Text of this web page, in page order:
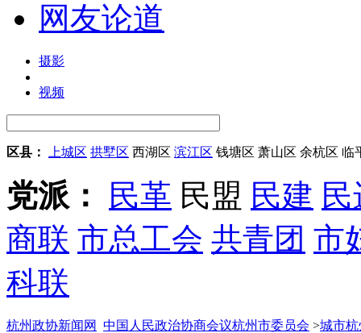
网友论道
摄影
视频
区县： 上城区 拱墅区 西湖区 滨江区 钱塘区 萧山区 余杭区 临
党派： 民革 民盟 民建
商联 市总工会 共青团 市
科联
杭州政协新闻网 中国人民政治协商会议杭州市委员会 >城市杭